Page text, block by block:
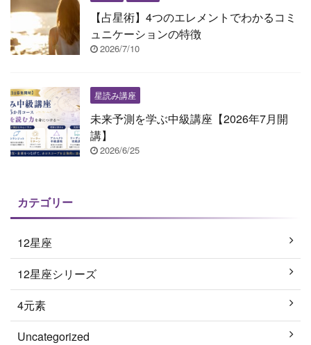
【占星術】4つのエレメントでわかるコミ
ュニケーションの特徴
2026/7/10
星読み講座
未来予測を学ぶ中級講座【2026年7月開
講】
2026/6/25
カテゴリー
12星座
12星座シリーズ
4元素
Uncategorized